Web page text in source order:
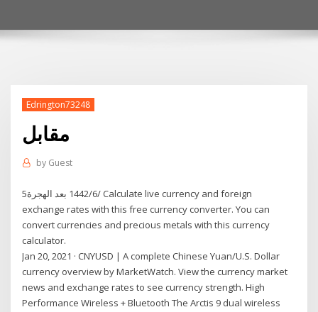
Edrington73248
مقابل
by Guest
5‏‏/6‏‏/1442 بعد الهجرة Calculate live currency and foreign
exchange rates with this free currency converter. You can
convert currencies and precious metals with this currency
calculator.
Jan 20, 2021 · CNYUSD | A complete Chinese Yuan/U.S. Dollar
currency overview by MarketWatch. View the currency market
news and exchange rates to see currency strength. High
Performance Wireless + Bluetooth The Arctis 9 dual wireless